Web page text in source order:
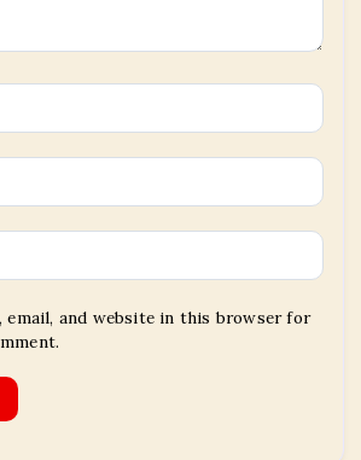
email, and website in this browser for